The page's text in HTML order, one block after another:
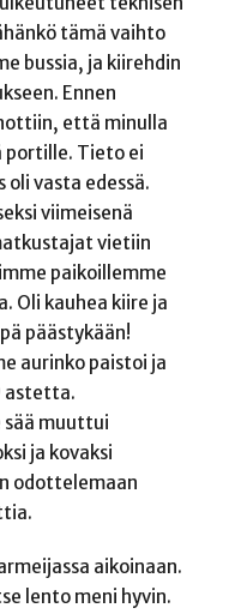
tämä vaihto
bussia, ja kiirehdin
Ennen
että minulla
portille. Tieto ei
vasta edessä.
viimeisenä
vietiin
paikoillemme
Oli kauhea kiire ja
päästykään!
aurinko paistoi ja
astetta.
muuttui
ja kovaksi
odottelemaan
aikoinaan.
lento meni hyvin.